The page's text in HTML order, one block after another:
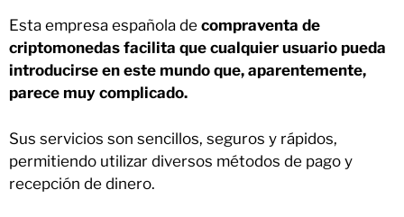
Esta empresa española de compraventa de
criptomonedas facilita que cualquier usuario pueda
introducirse en este mundo que, aparentemente,
parece muy complicado.
Sus servicios son sencillos, seguros y rápidos,
permitiendo utilizar diversos métodos de pago y
recepción de dinero.